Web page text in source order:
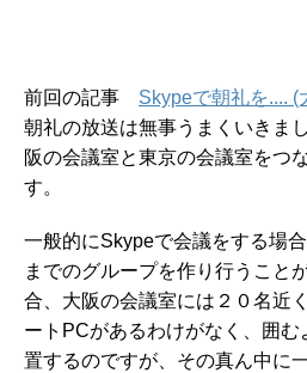
前回の記事 Skypeで朝礼を.... (
朝礼の放送は無事うまくいきま
阪の会議室と東京の会議室をつ
す。
一般的にSkypeで会議をする場
までのグループを作り行うこと
合、大阪の会議室には２０名近
ートPCがあるわけがなく、囲
置するのですが、その真ん中に